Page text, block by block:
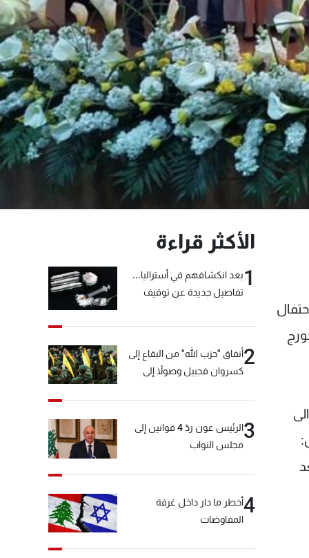
الأكثر قراءة
1بعد انكشافهم في أستراليا...
تفاصيل جديدة عن توقيف
2أنفاق "حزب الله" من البقاع إلى
كسروان فجبيل وصولاً إلى
3
الرئيس عون ردّ 4 قوانين إلى
مجلس النواب
4أخطر ما دار داخل غرفة
المفاوضات